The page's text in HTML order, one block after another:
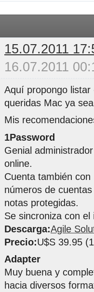
15.07.2011
16.07.2011
Aquí propongo
queridas Mac ya
Mis
1Password
Genial
online.
Cuenta también
números de
notas protegidas.
Se sincroniza con
Descarga:Agile
Precio:U$S 39.95
Adapter
Muy buena y
hacia diversos